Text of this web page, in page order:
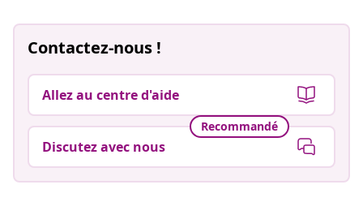
Contactez-nous !
Allez au centre d'aide
Recommandé
Discutez avec nous